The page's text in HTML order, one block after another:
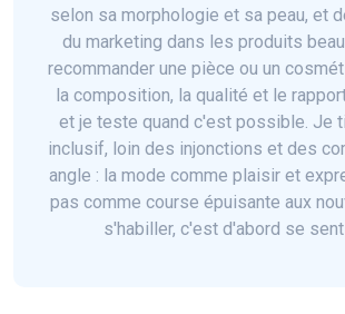
selon sa morphologie et sa peau, et
du marketing dans les produits
recommander une pièce ou un
la composition, la qualité et le
et je teste quand c'est possible. Je
inclusif, loin des injonctions et des
angle : la mode comme plaisir et
pas comme course épuisante aux
s'habiller, c'est d'abord se